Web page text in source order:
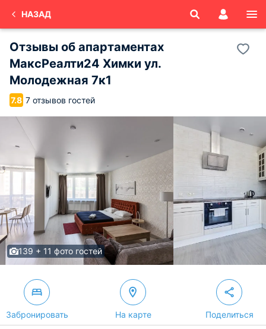
НАЗАД
Отзывы об апартаментах
МаксРеалти24 Химки ул.
Молодежная 7к1
7.8 7 отзывов гостей
139 + 11 фото гостей
Забронировать На карте Поделиться